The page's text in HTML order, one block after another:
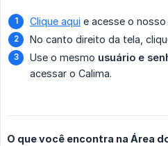
Clique aqui e acesse o
No canto direito da tela,
Use o mesmo usuário e
acessar o Calima.
O que você encontra na Área